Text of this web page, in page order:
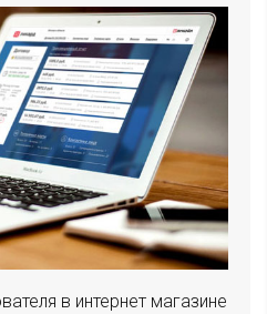
в интернет магазине